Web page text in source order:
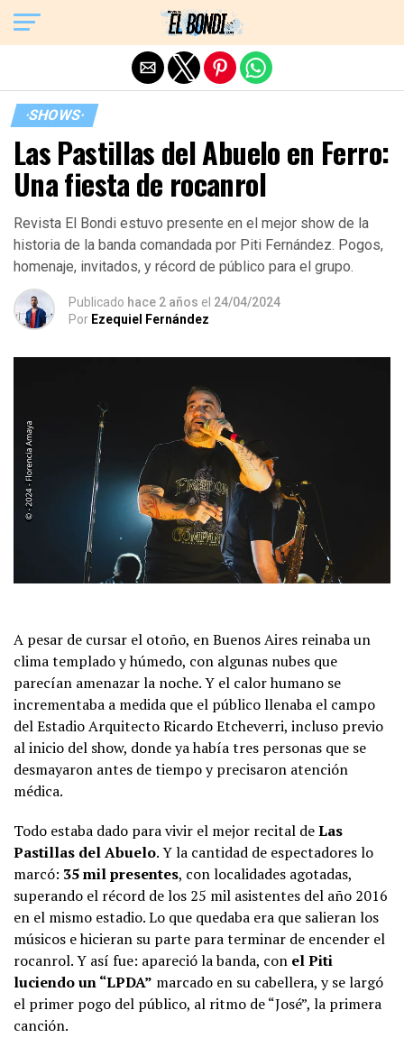
·SHOWS·
Las Pastillas del Abuelo en Ferro:
Una fiesta de rocanrol
Revista El Bondi estuvo presente en el mejor show de la
historia de la banda comandada por Piti Fernández. Pogos,
homenaje, invitados, y récord de público para el grupo.
Publicado hace 2 años el 24/04/2024
Por Ezequiel Fernández
A pesar de cursar el otoño, en Buenos Aires reinaba un
clima templado y húmedo, con algunas nubes que
parecían amenazar la noche. Y el calor humano se
incrementaba a medida que el público llenaba el campo
del Estadio Arquitecto Ricardo Etcheverri, incluso previo
al inicio del show, donde ya había tres personas que se
desmayaron antes de tiempo y precisaron atención
médica.
Todo estaba dado para vivir el mejor recital deLas
Pastillas del Abuelo. Y la cantidad de espectadores lo
marcó: 35 mil presentes, con localidades agotadas,
superando el récord de los 25 mil asistentes del año 2016
en el mismo estadio. Lo que quedaba era que salieran los
músicos e hicieran su parte para terminar de encender el
rocanrol. Y así fue: apareció la banda, con el Piti
luciendo un “LPDA” marcado en su cabellera, y se largó
el primer pogo del público, al ritmo de “José”, la primera
canción.
Exit mobile version